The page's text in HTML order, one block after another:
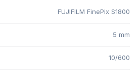
FUJIFILM FinePix S1800
5 mm
10/600